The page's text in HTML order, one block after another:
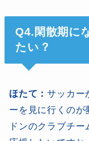
Q4.閑散期に
たい？
ほたて：サッカー
ーを見に行くのが
ドンのクラブチ